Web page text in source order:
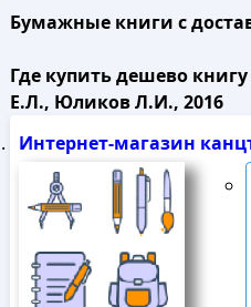
Бумажные книги с
Где купить дешево
Е.Л., Юликов Л.И., 2016
Интернет-магазин